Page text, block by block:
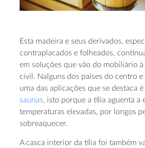
Esta madeira e seus derivados,
contraplacados e folheados,
em soluções que vão do mobiliário
civil. Nalguns dos países do centro e
uma das aplicações que se destaca é
saunas, isto porque a tília aguenta a
temperaturas elevadas, por longos
sobreaquecer.
A casca interior da tília foi também